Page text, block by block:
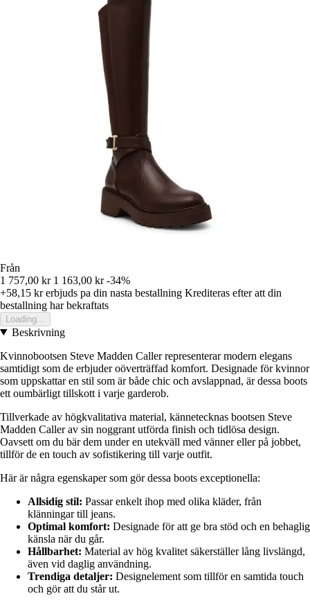
Från
1 757,00 kr 1 163,00 kr -34%
+58,15 krerbjuds pa din nasta bestallning Krediteras efter att din
bestallning har bekraftats
Loading...
Beskrivning
Kvinnobootsen Steve Madden Caller representerar modern elegans
samtidigt som de erbjuder oöverträffad komfort. Designade för kvinnor
som uppskattar en stil som är både chic och avslappnad, är dessa boots
ett oumbärligt tillskott i varje garderob.
Tillverkade av högkvalitativa material, kännetecknas bootsen Steve
Madden Caller av sin noggrant utförda finish och tidlösa design.
Oavsett om du bär dem under en utekväll med vänner eller på jobbet,
tillför de en touch av sofistikering till varje outfit.
Här är några egenskaper som gör dessa boots exceptionella:
Allsidig stil: Passar enkelt ihop med olika kläder, från
klänningar till jeans.
Optimal komfort: Designade för att ge bra stöd och en behaglig
känsla när du går.
Hållbarhet: Material av hög kvalitet säkerställer lång livslängd,
även vid daglig användning.
Trendiga detaljer: Designelement som tillför en samtida touch
och gör att du står ut.